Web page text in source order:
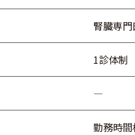
腎臓専
1診体制
―
勤務時